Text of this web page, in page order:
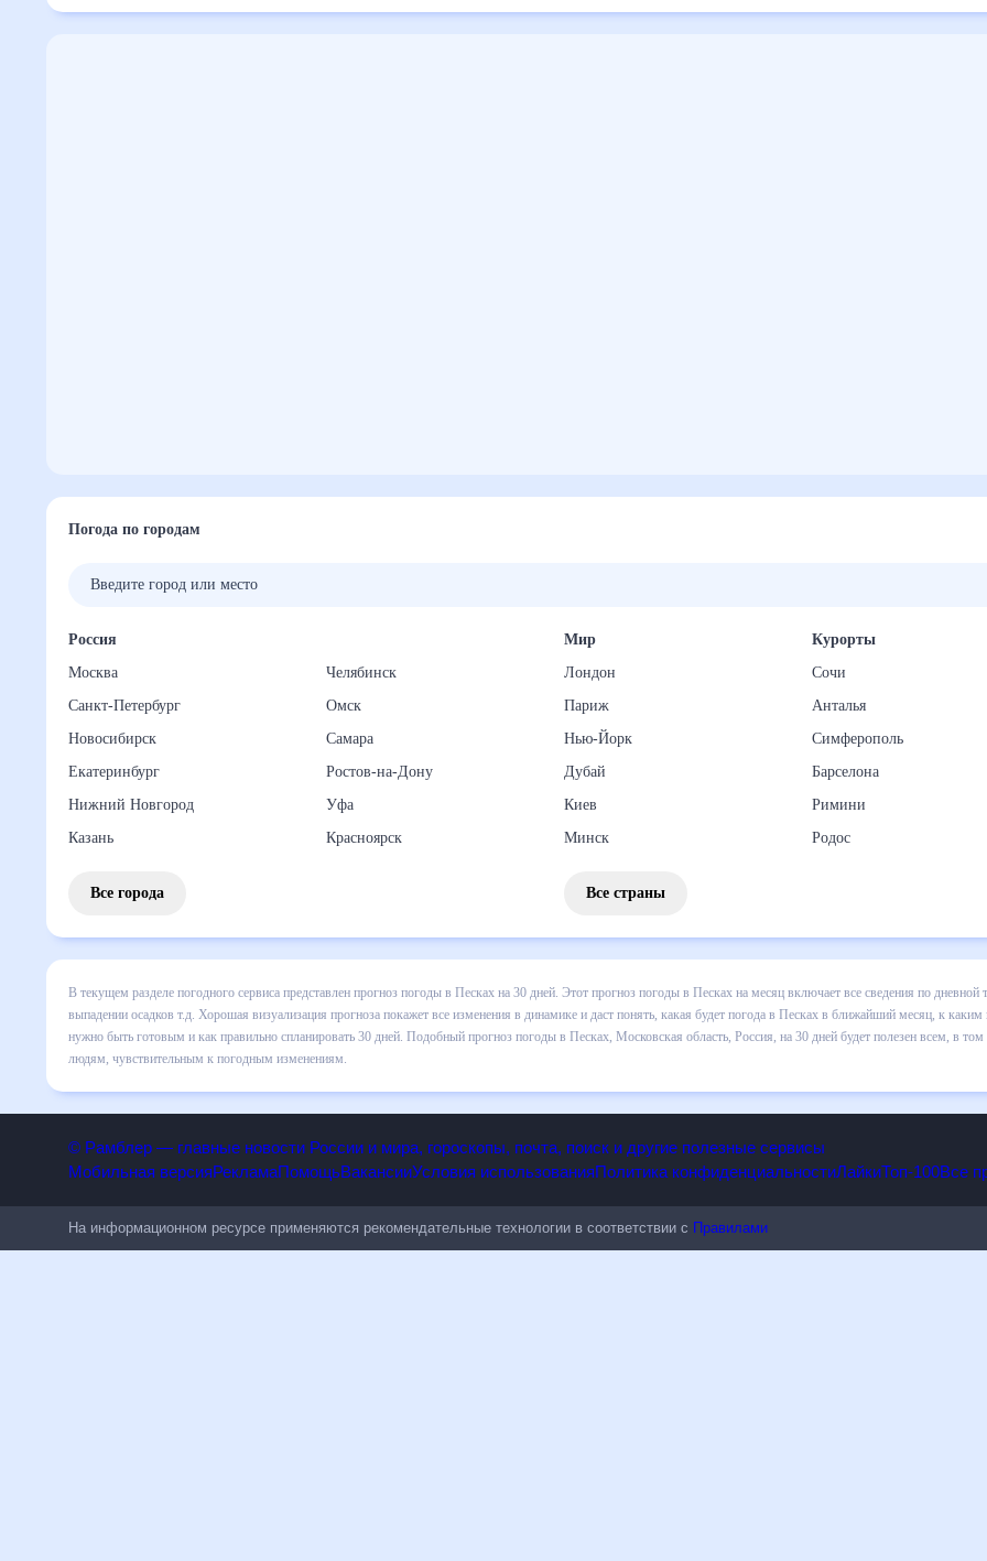
Погода по городам
Россия
Москва
Санкт-Петербург
Новосибирск
Екатеринбург
Нижний Новгород
Казань
Челябинск
Омск
Самара
Ростов-на-Дону
Уфа
Красноярск
Все города
Мир
Лондон
Париж
Нью-Йорк
Дубай
Киев
Минск
Курорты
Сочи
Анталья
Симферополь
Барселона
Римини
Родос
Все страны
В текущем разделе погодного сервиса представлен прогноз погоды в Песках на 30 дней. Этот прогноз погоды в Песках на
все сведения по дневной температуре , выпадении осадков т.д. Хорошая визуализация прогноза покажет все изменения в
понять, какая будет погода в Песках в ближайший месяц, к каким изменениям нужно быть готовым и как правильно
Подобный прогноз погоды в Песках, Московская область, Россия, на 30 дней будет полезен всем, в том числе людям,
© Рамблер — главные новости России и мира, гороскопы, почта, поиск и другие полезные сервисы
На информационном ресурсе применяются рекомендательные технологии в соответствии сПравилами